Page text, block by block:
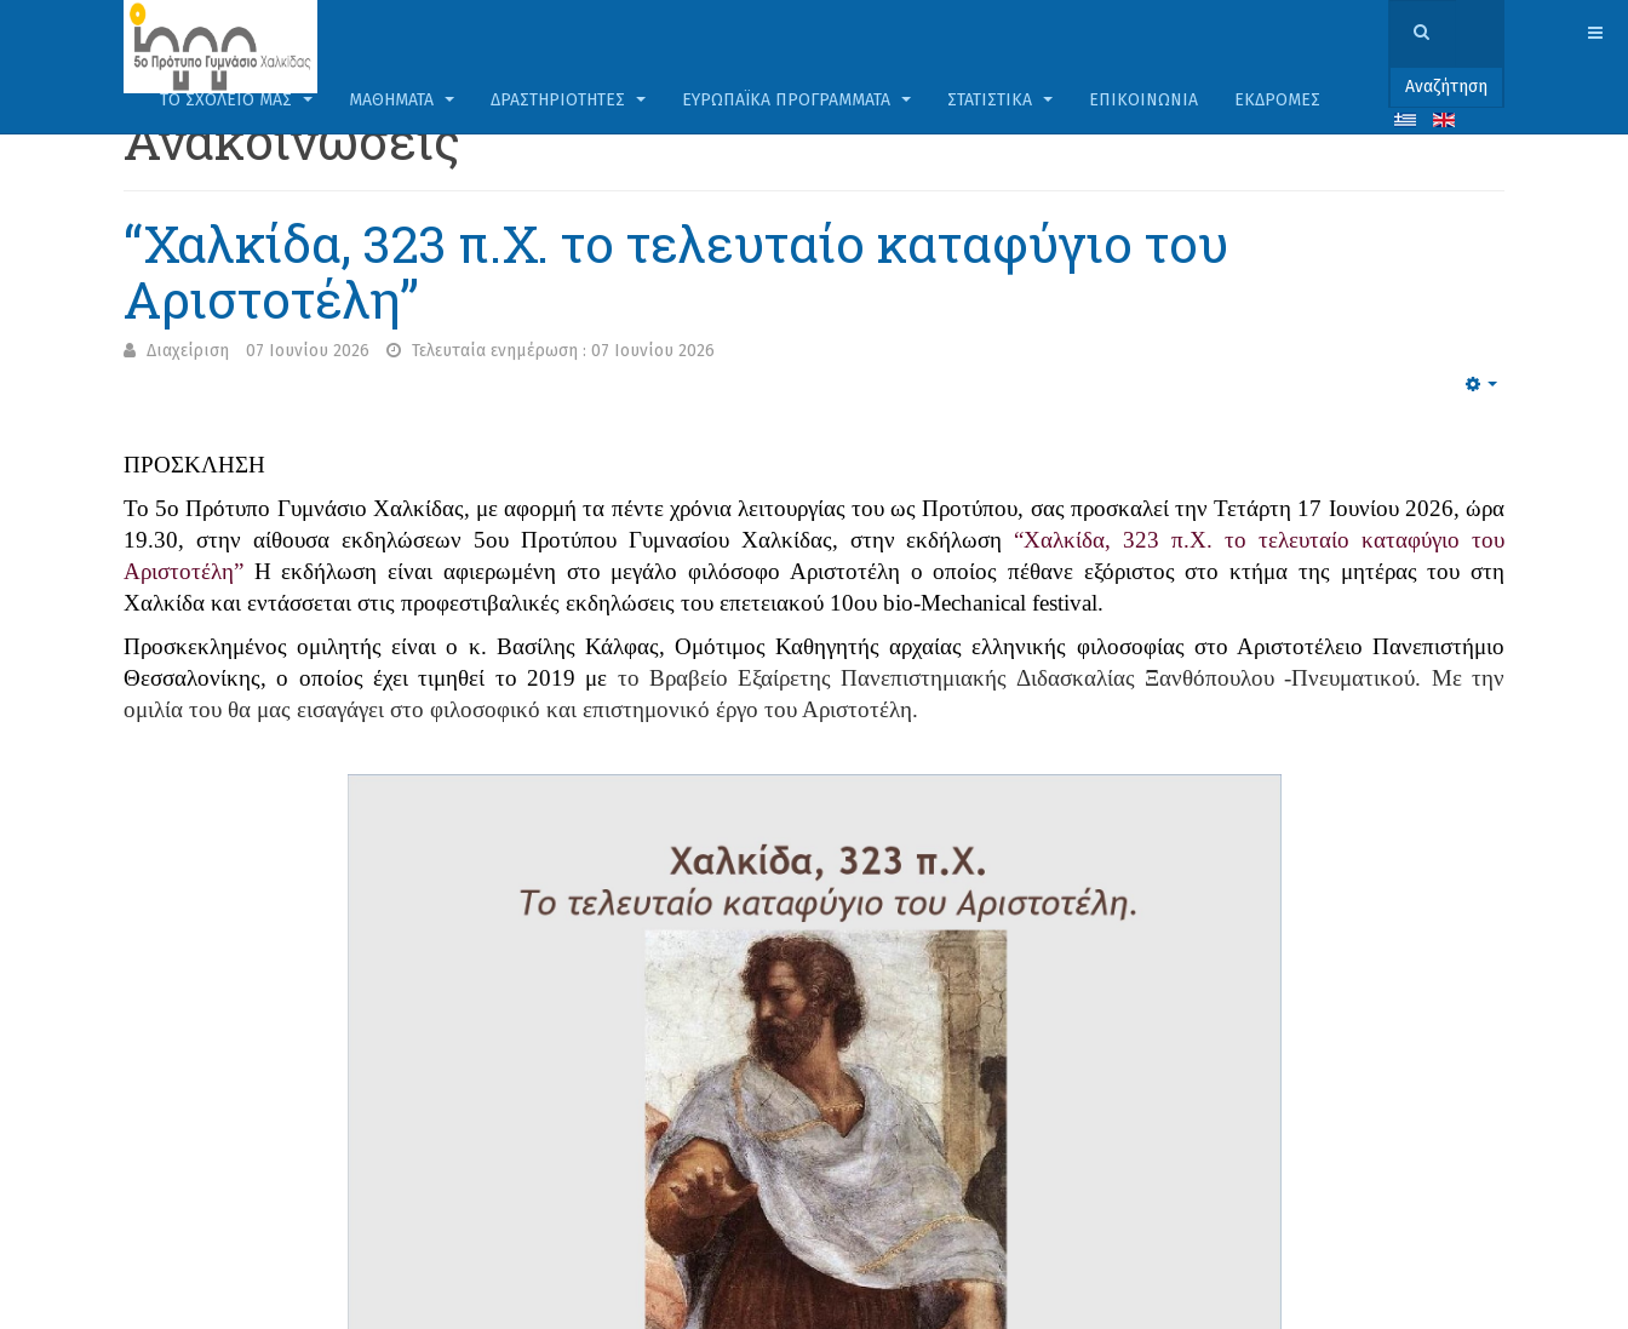
Αναζήτηση
ΤΟ ΣΧΟΛΕΊΟ ΜΑΣ ΜΑΘΉΜΑΤΑ ΔΡΑΣΤΗΡΙΌΤΗΤΕΣ ΕΥΡΩΠΑΪΚΆ ΠΡΟΓΡΆΜΜΑΤΑ ΣΤΑΤΙΣΤΙΚΆ ΕΠΙΚΟΙΝΩΝΊΑ ΕΚΔΡΟΜΈΣ
Ανακοινώσεις
“Χαλκίδα, 323 π.Χ. το τελευταίο καταφύγιο του
Αριστοτέλη”
Διαχείριση 07 Ιουνίου 2026 Τελευταία ενημέρωση : 07 Ιουνίου 2026
ΠΡΟΣΚΛΗΣΗ
Το 5ο Πρότυπο Γυμνάσιο Χαλκίδας, με αφορμή τα πέντε χρόνια λειτουργίας του ως Προτύπου, σας προσκαλεί την Τετάρτη 17 Ιουνίου 2026, ώρα
19.30, στην αίθουσα εκδηλώσεων 5ου Προτύπου Γυμνασίου Χαλκίδας, στην εκδήλωση “Χαλκίδα, 323 π.Χ. το τελευταίο καταφύγιο του
Αριστοτέλη” Η εκδήλωση είναι αφιερωμένη στο μεγάλο φιλόσοφο Αριστοτέλη ο οποίος πέθανε εξόριστος στο κτήμα της μητέρας του στη
Χαλκίδα και εντάσσεται στις προφεστιβαλικές εκδηλώσεις του επετειακού 10ου bio-Mechanical festival.
Προσκεκλημένος ομιλητής είναι ο κ. Βασίλης Κάλφας, ΟμότιμοςΚαθηγητής αρχαίας ελληνικής φιλοσοφίας στο Αριστοτέλειο Πανεπιστήμιο
Θεσσαλονίκης,ο οποίος έχει τιμηθεί το 2019 με το Βραβείο Εξαίρετης Πανεπιστημιακής Διδασκαλίας Ξανθόπουλου -Πνευματικού. Με την
ομιλία του θα μας εισαγάγει στο φιλοσοφικό και επιστημονικό έργο του Αριστοτέλη.